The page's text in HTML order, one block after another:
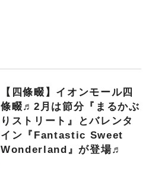
【四條畷】イオンモール四
條畷♬2月は節分『まるかぶ
りストリート』とバレンタ
イン『Fantastic Sweet
Wonderland』が登場♬